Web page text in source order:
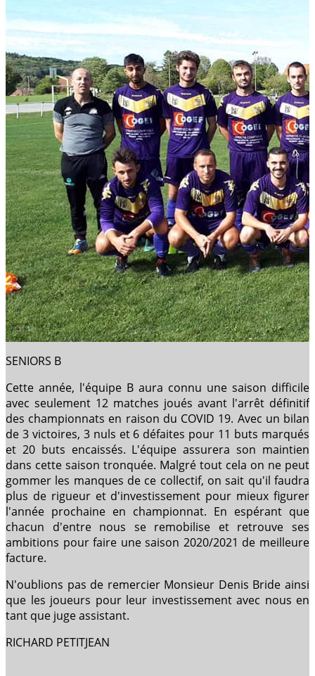
SENIORS B
Cette année, l'équipe B aura connu une saison difficile
avec seulement 12 matches joués avant l'arrêt définitif
des championnats en raison du COVID 19. Avec un bilan
de 3 victoires, 3 nuls et 6 défaites pour 11 buts marqués
et 20 buts encaissés. L'équipe assurera son maintien
dans cette saison tronquée. Malgré tout cela on ne peut
gommer les manques de ce collectif, on sait qu'il faudra
plus de rigueur et d'investissement pour mieux figurer
l'année prochaine en championnat. En espérant que
chacun d'entre nous se remobilise et retrouve ses
ambitions pour faire une saison 2020/2021 de meilleure
facture.
N'oublions pas de remercier Monsieur Denis Bride ainsi
que les joueurs pour leur investissement avec nous en
tant que juge assistant.
RICHARD PETITJEAN